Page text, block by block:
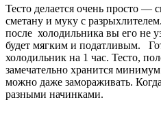
Тесто делается очень просто —
сметану и муку с
после холодильника вы его не
будет мягким и податливым.
холодильник на 1 час. Тесто,
замечательно хранится
можно даже замораживать.
разными начинками.